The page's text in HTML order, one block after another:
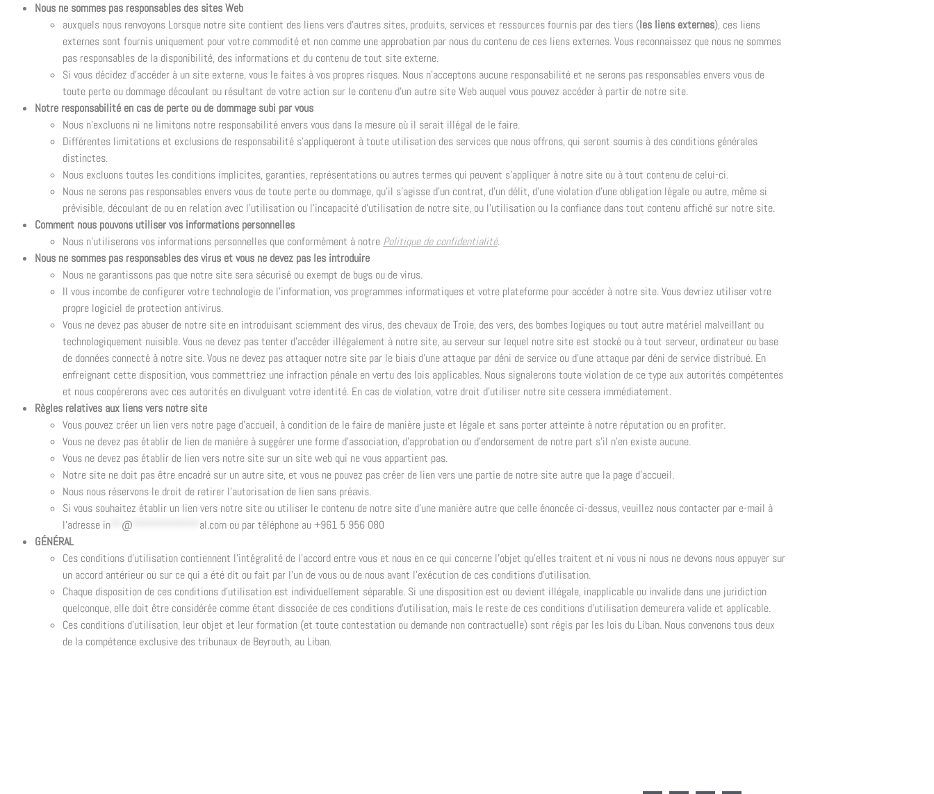
Nous ne sommes pas responsables des sites Web
auxquels nous renvoyons Lorsque notre site contient des liens vers d’autres sites, produits, services et ressources fournis par des tiers (les liens externes), ces liens
externes sont fournis uniquement pour votre commodité et non comme une approbation par nous du contenu de ces liens externes. Vous reconnaissez que nous ne sommes
pas responsables de la disponibilité, des informations et du contenu de tout site externe.
Si vous décidez d’accéder à un site externe, vous le faites à vos propres risques. Nous n’acceptons aucune responsabilité et ne serons pas responsables envers vous de
toute perte ou dommage découlant ou résultant de votre action sur le contenu d’un autre site Web auquel vous pouvez accéder à partir de notre site.
Notre responsabilité en cas de perte ou de dommage subi par vous
Nous n’excluons ni ne limitons notre responsabilité envers vous dans la mesure où il serait illégal de le faire.
Différentes limitations et exclusions de responsabilité s’appliqueront à toute utilisation des services que nous offrons, qui seront soumis à des conditions générales
distinctes.
Nous excluons toutes les conditions implicites, garanties, représentations ou autres termes qui peuvent s’appliquer à notre site ou à tout contenu de celui-ci.
Nous ne serons pas responsables envers vous de toute perte ou dommage, qu’il s’agisse d’un contrat, d’un délit, d’une violation d’une obligation légale ou autre, même si
prévisible, découlant de ou en relation avec l’utilisation ou l’incapacité d’utilisation de notre site, ou l’utilisation ou la confiance dans tout contenu affiché sur notre site.
Comment nous pouvons utiliser vos informations personnelles
Nous n’utiliserons vos informations personnelles que conformément à notre Politique de confidentialité.
Nous ne sommes pas responsables des virus et vous ne devez pas les introduire
Nous ne garantissons pas que notre site sera sécurisé ou exempt de bugs ou de virus.
Il vous incombe de configurer votre technologie de l’information, vos programmes informatiques et votre plateforme pour accéder à notre site. Vous devriez utiliser votre
propre logiciel de protection antivirus.
Vous ne devez pas abuser de notre site en introduisant sciemment des virus, des chevaux de Troie, des vers, des bombes logiques ou tout autre matériel malveillant ou
technologiquement nuisible. Vous ne devez pas tenter d’accéder illégalement à notre site, au serveur sur lequel notre site est stocké ou à tout serveur, ordinateur ou base
de données connecté à notre site. Vous ne devez pas attaquer notre site par le biais d’une attaque par déni de service ou d’une attaque par déni de service distribué. En
enfreignant cette disposition, vous commettriez une infraction pénale en vertu des lois applicables. Nous signalerons toute violation de ce type aux autorités compétentes
et nous coopérerons avec ces autorités en divulguant votre identité. En cas de violation, votre droit d’utiliser notre site cessera immédiatement.
Règles relatives aux liens vers notre site
Vous pouvez créer un lien vers notre page d’accueil, à condition de le faire de manière juste et légale et sans porter atteinte à notre réputation ou en profiter.
Vous ne devez pas établir de lien de manière à suggérer une forme d’association, d’approbation ou d’endorsement de notre part s’il n’en existe aucune.
Vous ne devez pas établir de lien vers notre site sur un site web qui ne vous appartient pas.
Notre site ne doit pas être encadré sur un autre site, et vous ne pouvez pas créer de lien vers une partie de notre site autre que la page d’accueil.
Nous nous réservons le droit de retirer l’autorisation de lien sans préavis.
Si vous souhaitez établir un lien vers notre site ou utiliser le contenu de notre site d’une manière autre que celle énoncée ci-dessus, veuillez nous contacter par e-mail à
l’adresse in @ al.com ou par téléphone au +961 5 956 080
GÉNÉRAL
Ces conditions d’utilisation contiennent l’intégralité de l’accord entre vous et nous en ce qui concerne l’objet qu’elles traitent et ni vous ni nous ne devons nous appuyer sur
un accord antérieur ou sur ce qui a été dit ou fait par l’un de vous ou de nous avant l’exécution de ces conditions d’utilisation.
Chaque disposition de ces conditions d’utilisation est individuellement séparable. Si une disposition est ou devient illégale, inapplicable ou invalide dans une juridiction
quelconque, elle doit être considérée comme étant dissociée de ces conditions d’utilisation, mais le reste de ces conditions d’utilisation demeurera valide et applicable.
Ces conditions d’utilisation, leur objet et leur formation (et toute contestation ou demande non contractuelle) sont régis par les lois du Liban. Nous convenons tous deux
de la compétence exclusive des tribunaux de Beyrouth, au Liban.